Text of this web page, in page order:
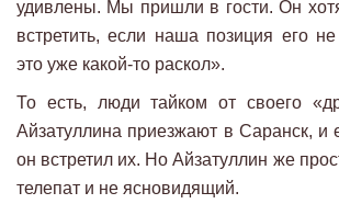
удивлены. Мы пришли в гости. Он
встретить, если наша позиция его не
это уже какой-то раскол».
То есть, люди тайком от своего
Айзатуллина приезжают в Саранск, и
он встретил их. Но Айзатуллин же
телепат и не ясновидящий.